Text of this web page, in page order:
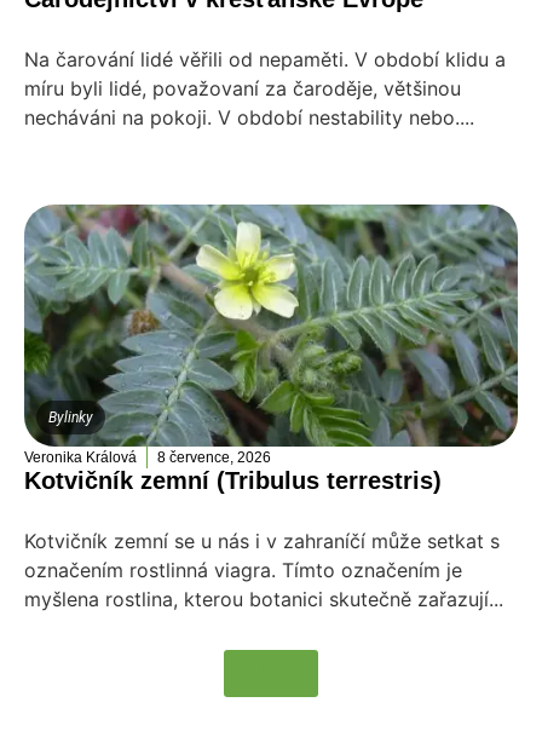
Na čarování lidé věřili od nepaměti. V období klidu a
míru byli lidé, považovaní za čaroděje, většinou
necháváni na pokoji. V období nestability nebo....
Bylinky
Veronika Králová 8 července, 2026
Kotvičník zemní (Tribulus terrestris)
Kotvičník zemní se u nás i v zahraníčí může setkat s
označením rostlinná viagra. Tímto označením je
myšlena rostlina, kterou botanici skutečně zařazují...